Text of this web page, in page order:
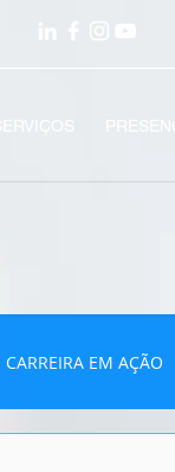
CARREIRA EM AÇÃO